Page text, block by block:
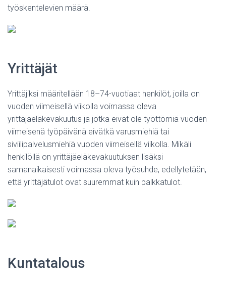
työskentelevien määrä.
Yrittäjät
Yrittäjiksi määritellään 18–74-vuotiaat henkilöt, joilla on
vuoden viimeisellä viikolla voimassa oleva
yrittäjäeläkevakuutus ja jotka eivät ole työttömiä vuoden
viimeisenä työpäivänä eivätkä varusmiehiä tai
siviilipalvelusmiehiä vuoden viimeisellä viikolla. Mikäli
henkilöllä on yrittäjäeläkevakuutuksen lisäksi
samanaikaisesti voimassa oleva työsuhde, edellytetään,
että yrittäjätulot ovat suuremmat kuin palkkatulot.
Kuntatalous